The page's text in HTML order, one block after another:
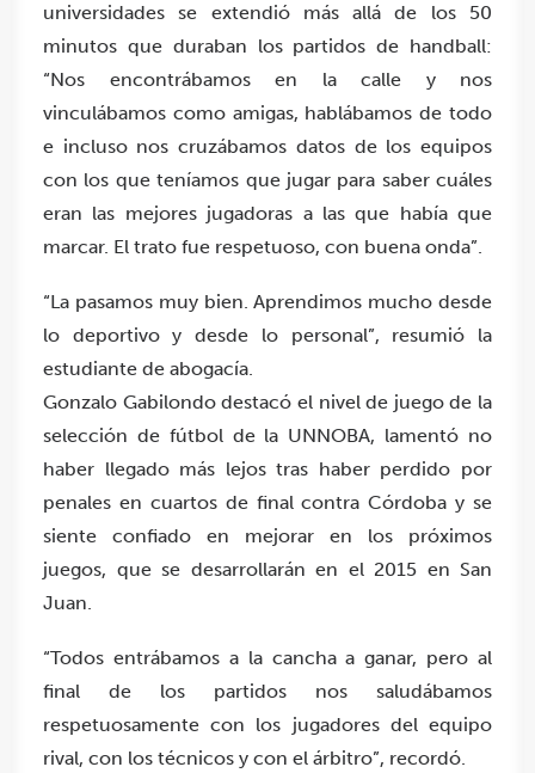
universidades se extendió más allá de los 50
minutos que duraban los partidos de handball:
“Nos encontrábamos en la calle y nos
vinculábamos como amigas, hablábamos de todo
e incluso nos cruzábamos datos de los equipos
con los que teníamos que jugar para saber cuáles
eran las mejores jugadoras a las que había que
marcar. El trato fue respetuoso, con buena onda”.
“La pasamos muy bien. Aprendimos mucho desde
lo deportivo y desde lo personal”, resumió la
estudiante de abogacía.
Gonzalo Gabilondo destacó el nivel de juego de la
selección de fútbol de la UNNOBA, lamentó no
haber llegado más lejos tras haber perdido por
penales en cuartos de final contra Córdoba y se
siente confiado en mejorar en los próximos
juegos, que se desarrollarán en el 2015 en San
Juan.
“Todos entrábamos a la cancha a ganar, pero al
final de los partidos nos saludábamos
respetuosamente con los jugadores del equipo
rival, con los técnicos y con el árbitro”, recordó.